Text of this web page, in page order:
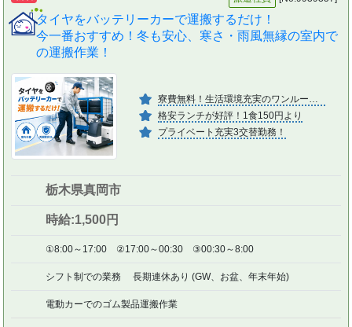
タイヤをバッテリーカーで運搬するだけ！
今一番おすすめ！冬も安心、寒さ・雨風無縁の室内で
の運搬作業！
格安ランチが好評！1食150円より
プライベート充実3交替勤務！
栃木県真岡市
時給:1,500円
①8:00～17:00 ②17:00～00:30 ③00:30～8:00
シフト制での業務 長期連休あり (GW、お盆、年末年始)
電動カーでのゴム製品運搬作業